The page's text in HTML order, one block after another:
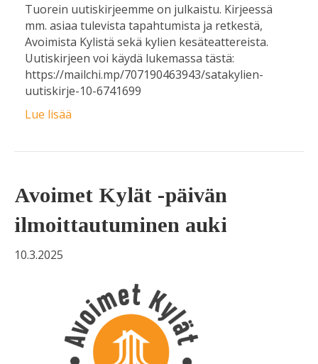
Tuorein uutiskirjeemme on julkaistu. Kirjeessä
mm. asiaa tulevista tapahtumista ja retkestä,
Avoimista Kylistä sekä kylien kesäteattereista.
Uutiskirjeen voi käydä lukemassa tästä:
https://mailchi.mp/707190463943/satakylien-
uutiskirje-10-6741699
Lue lisää
Avoimet Kylät -päivän
ilmoittautuminen auki
10.3.2025